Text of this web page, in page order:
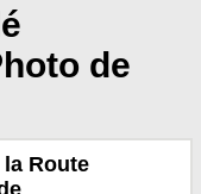
de
Route